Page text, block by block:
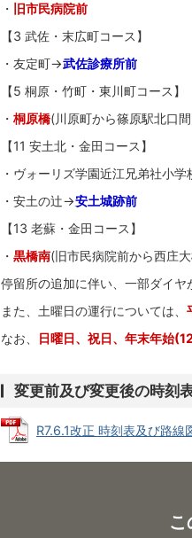
・ 旧市民病院前
【3 武佐・末広町コース】
・友定町→武佐診療所前
【5 桐原・竹町・東川町コース】
・ 桐原橋(川原町から篠原駅北口
【11 安土北・金田コース】
・ヴォーリズ学園近江兄弟社小
・安土の辻→安土城跡前
【13 老蘇・金田コース】
・ 黒橋南(旧市民病院前から西庄
停留所の追加に伴い、一部ダイヤ
また、土曜日の運行については、
なお、
日曜日、祝日、年末年始
変更前及び変更後の時刻
R7.6.1改正 時刻表及び路
こ